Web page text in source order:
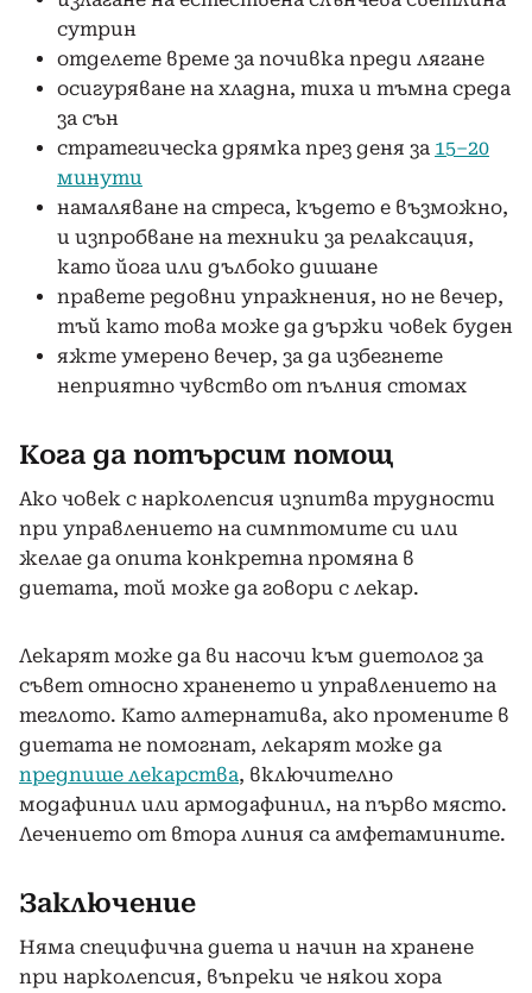
сутрин
отделете време за почивка преди лягане
осигуряване на хладна, тиха и тъмна среда
за сън
стратегическа дрямка през деня за 15–20
минути
намаляване на стреса, където е възможно,
и изпробване на техники за релаксация,
като йога или дълбоко дишане
правете редовни упражнения, но не вечер,
тъй като това може да държи човек буден
яжте умерено вечер, за да избегнете
неприятно чувство от пълния стомах
Кога да потърсим помощ
Ако човек с нарколепсия изпитва трудности
при управлението на симптомите си или
желае да опита конкретна промяна в
диетата, той може да говори с лекар.
Лекарят може да ви насочи към диетолог за
съвет относно храненето и управлението на
теглото. Като алтернатива, ако промените в
диетата не помогнат, лекарят може да
предпише лекарства, включително
модафинил или армодафинил, на първо място.
Лечението от втора линия са амфетамините.
Заключение
Няма специфична диета и начин на хранене
при нарколепсия, въпреки че някои хора